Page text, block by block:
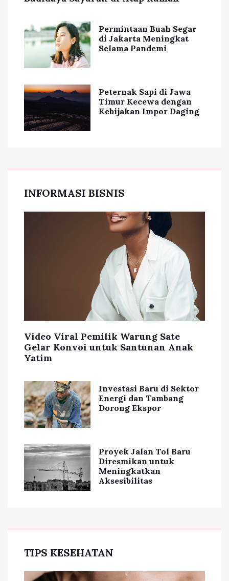
Permintaan Buah Segar
di Jakarta Meningkat
Selama Pandemi
Peternak Sapi di Jawa
Timur Kecewa dengan
Kebijakan Impor Daging
INFORMASI BISNIS
Video Viral Pemilik Warung Sate
Gelar Konvoi untuk Santunan Anak
Yatim
Investasi Baru di Sektor
Energi dan Tambang
Dorong Ekspor
Proyek Jalan Tol Baru
Diresmikan untuk
Meningkatkan
Aksesibilitas
TIPS KESEHATAN